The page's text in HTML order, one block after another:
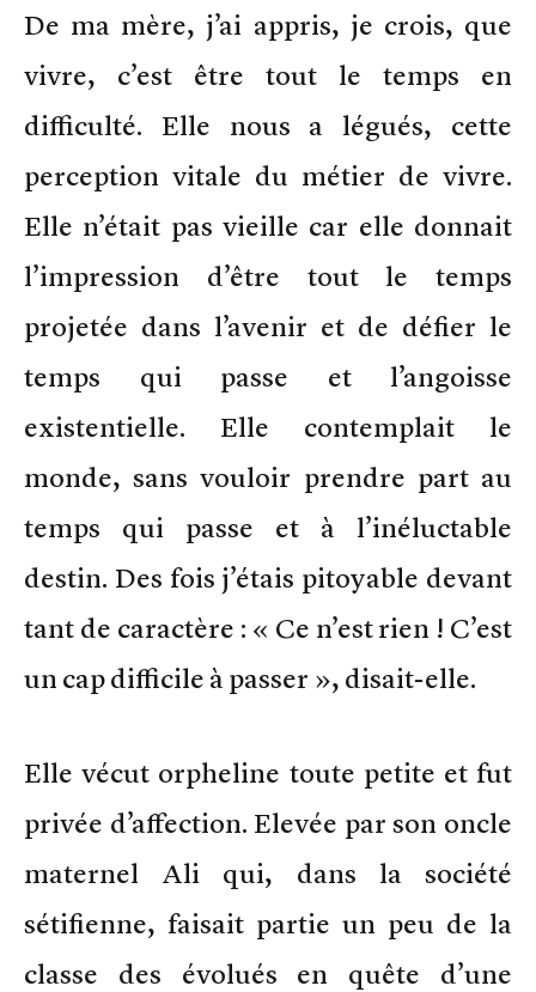
De ma mère, j’ai appris, je crois, que
vivre, c’est être tout le temps en
difficulté. Elle nous a légués, cette
perception vitale du métier de vivre.
Elle n’était pas vieille car elle donnait
l’impression d’être tout le temps
projetée dans l’avenir et de défier le
temps qui passe et l’angoisse
existentielle. Elle contemplait le
monde, sans vouloir prendre part au
temps qui passe et à l’inéluctable
destin. Des fois j’étais pitoyable devant
tant de caractère : « Ce n’est rien ! C’est
un cap difficile à passer », disait-elle.
Elle vécut orpheline toute petite et fut
privée d’affection. Elevée par son oncle
maternel Ali qui, dans la société
sétifienne, faisait partie un peu de la
classe des évolués en quête d’une